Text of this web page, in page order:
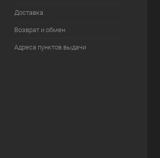
Доставка
Возврат и обмен
Адреса пунктов выдачи